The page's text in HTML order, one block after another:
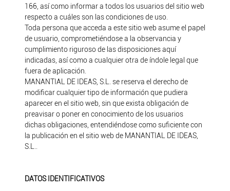
166, así como informar a todos los usuarios del sitio web
respecto a cuáles son las condiciones de uso.
Toda persona que acceda a este sitio web asume el papel
de usuario, comprometiéndose a la observancia y
cumplimiento riguroso de las disposiciones aquí
indicadas, así como a cualquier otra de índole legal que
fuera de aplicación.
MANANTIAL DE IDEAS, S.L. se reserva el derecho de
modificar cualquier tipo de información que pudiera
aparecer en el sitio web, sin que exista obligación de
preavisar o poner en conocimiento de los usuarios
dichas obligaciones, entendiéndose como suficiente con
la publicación en el sitio web de MANANTIAL DE IDEAS,
S.L..
DATOS IDENTIFICATIVOS